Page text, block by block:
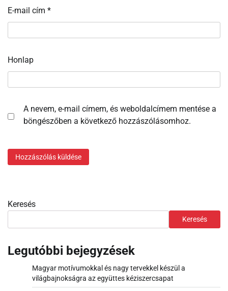
E-mail cím *
Honlap
A nevem, e-mail címem, és weboldalcímem mentése a
böngészőben a következő hozzászólásomhoz.
Keresés
Keresés
Legutóbbi bejegyzések
Magyar motívumokkal és nagy tervekkel készül a
világbajnokságra az együttes kéziszercsapat